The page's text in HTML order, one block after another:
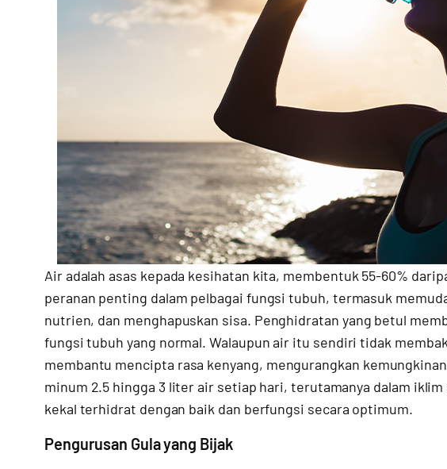
Air adalah asas kepada kesihatan kita, membentuk 55-60%
peranan penting dalam pelbagai fungsi tubuh, termasuk
nutrien, dan menghapuskan sisa. Penghidratan yang betul
fungsi tubuh yang normal. Walaupun air itu sendiri tidak
membantu mencipta rasa kenyang, mengurangkan
minum 2.5 hingga 3 liter air setiap hari, terutamanya dalam
kekal terhidrat dengan baik dan berfungsi secara optimum.
Pengurusan Gula yang Bijak